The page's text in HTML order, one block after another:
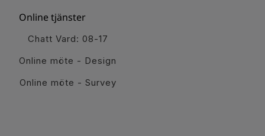
Online tjänster
Chatt Vard: 08-17
Online möte - Design
Online möte - Survey